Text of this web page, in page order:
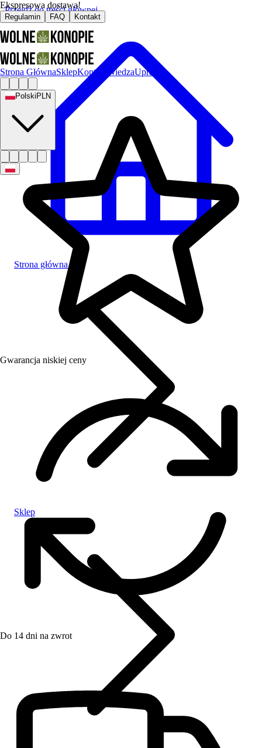
Przejdź do treści głównej
Ekspresowa dostawa!
Regulamin FAQ Kontakt
Strona GłównaSklepKontakt WiedzaUprawa
Polski PLN
Gwarancja niskiej ceny
Do 14 dni na zwrot
Strona główna
Sklep